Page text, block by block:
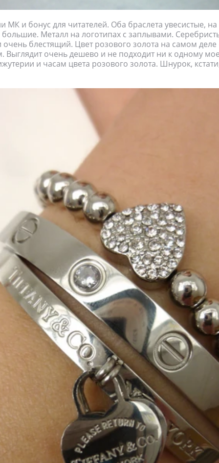
МК и бонус для читателей. Оба браслета увесистые,
большие. Металл на логотипах с заплывами.
блестящий. Цвет розового золота на самом деле
Выглядит очень дешево и не подходит ни к одному
и часам цвета розового золота. Шнурок,